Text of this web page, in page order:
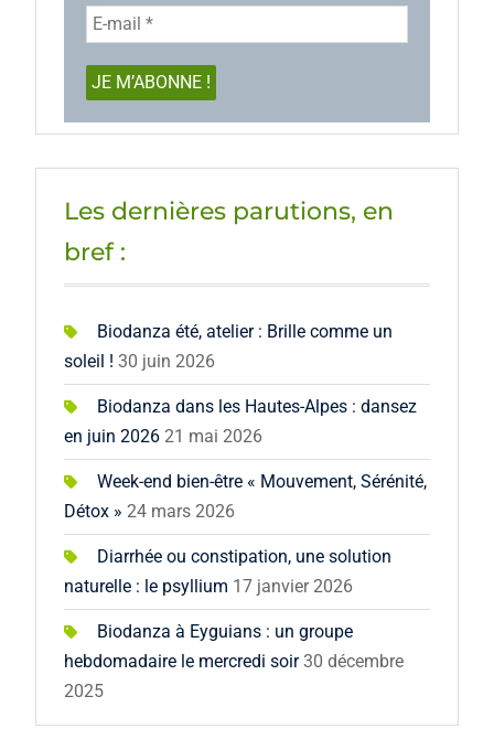
Les dernières parutions, en
bref :
Biodanza été, atelier : Brille comme un
soleil ! 30 juin 2026
Biodanza dans les Hautes-Alpes : dansez
en juin 2026 21 mai 2026
Week-end bien-être « Mouvement, Sérénité,
Détox » 24 mars 2026
Diarrhée ou constipation, une solution
naturelle : le psyllium 17 janvier 2026
Biodanza à Eyguians : un groupe
hebdomadaire le mercredi soir 30 décembre
2025